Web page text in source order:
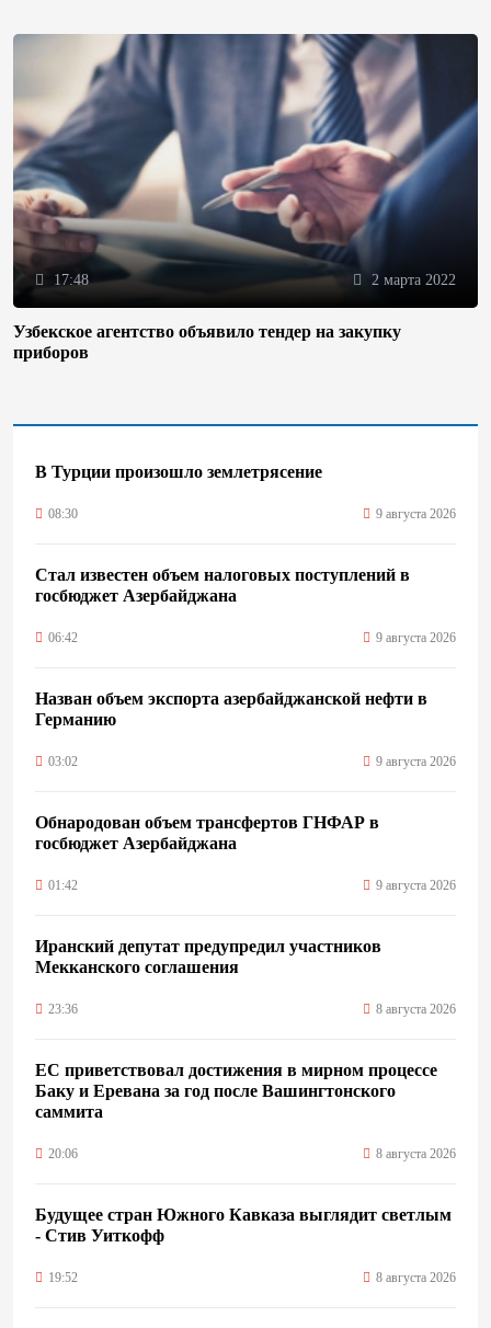
17:48 2 марта 2022
Узбекское агентство объявило тендер на закупку
приборов
В Турции произошло землетрясение
08:30 9 августа 2026
Стал известен объем налоговых поступлений в
госбюджет Азербайджана
06:42 9 августа 2026
Назван объем экспорта азербайджанской нефти в
Германию
03:02 9 августа 2026
Обнародован объем трансфертов ГНФАР в
госбюджет Азербайджана
01:42 9 августа 2026
Иранский депутат предупредил участников
Мекканского соглашения
23:36 8 августа 2026
ЕС приветствовал достижения в мирном процессе
Баку и Еревана за год после Вашингтонского
саммита
20:06 8 августа 2026
Будущее стран Южного Кавказа выглядит светлым
- Стив Уиткофф
19:52 8 августа 2026